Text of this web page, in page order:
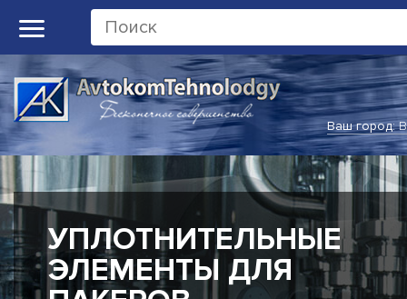
Ваш город:
УПЛОТНИТЕЛЬНЫЕ
ЭЛЕМЕНТЫ ДЛЯ